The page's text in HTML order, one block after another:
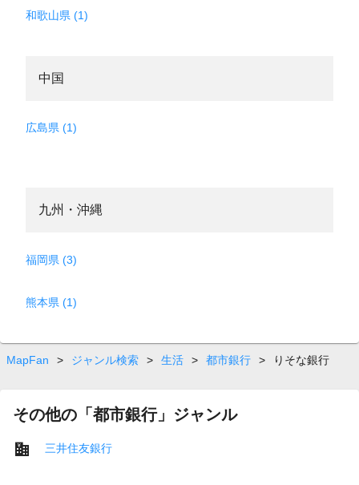
和歌山県 (1)
中国
広島県 (1)
九州・沖縄
福岡県 (3)
熊本県 (1)
MapFan > ジャンル検索 > 生活 > 都市銀行 > りそな銀行
その他の「都市銀行」ジャンル
三井住友銀行